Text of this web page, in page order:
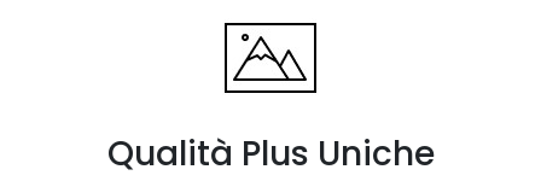
Qualità Plus Uniche